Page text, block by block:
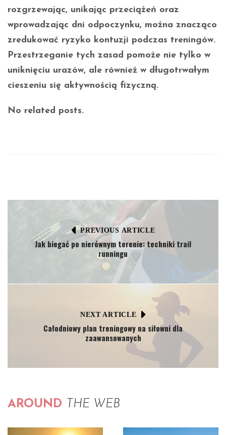
rozgrzewając, unikając przeciążeń oraz
wprowadzając dni odpoczynku, można znacząco
zredukować ryzyko kontuzji podczas treningów.
Przestrzeganie tych zasad pomoże nie tylko w
uniknięciu urazów, ale również w długotrwałym
cieszeniu się aktywnością fizyczną.
No related posts.
PREVIOUS ARTICLE
Jak biegać po nierównym terenie: techniki trail
runningu
NEXT ARTICLE
Całodniowy plan treningowy na siłowni dla
zaawansowanych
AROUND THE WEB